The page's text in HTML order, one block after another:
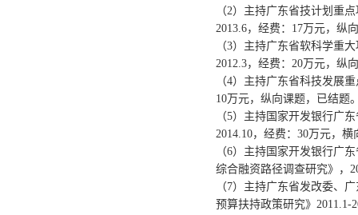
（2）主持广东省技计划重
2013.6，经费：17万元，纵
（3）主持广东省软科学重
2012.3，经费：20万元，纵
（4）主持广东省科技发展
10万元，纵向课题，已结题
（5）主持国家开发银行广
2014.10，经费：30万元，横
（6）主持国家开发银行广
综合融资路径调查研究》，
（7）主持广东省发改委、
预算扶持政策研究》2011.1-